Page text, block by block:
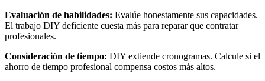
Evaluación de habilidades: Evalúe honestamente sus capacidades.
El trabajo DIY deficiente cuesta más para reparar que contratar
profesionales.
Consideración de tiempo: DIY extiende cronogramas. Calcule si el
ahorro de tiempo profesional compensa costos más altos.